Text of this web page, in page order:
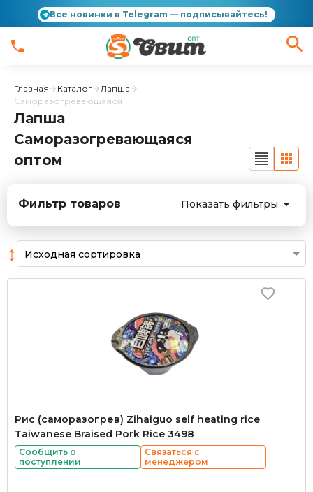
Все новинки в Telegram — подписывайтесь!
Главная Каталог
Лапша
Саморазогревающаяся
Лапша
Саморазогревающаяся
оптом
Фильтр товаров Показать фильтры
↕
Рис (саморазогрев) Zihaiguo self heating rice
Taiwanese Braised Pork Rice 3498
Сообщить о
поступлении
Связаться с
менеджером